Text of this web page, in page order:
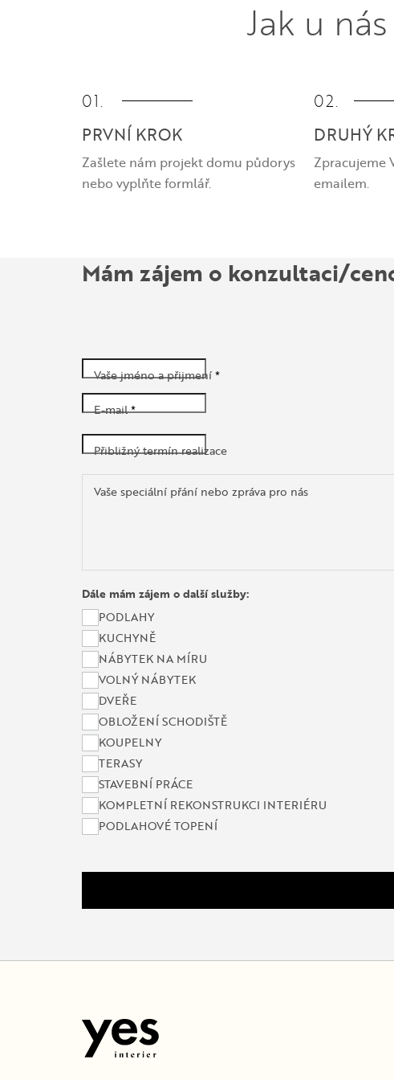
Jak u
01.
PRVNÍ KROK
Zašlete nám projekt domu půdorys
nebo vyplňte formlář.
02.
DRUHÝ
Zpracujeme
emailem.
Mám zájem o konzultaci/
Vaše jméno a přijmení *
E-mail*
Přibližný termín realizace
Vaše speciální přání nebo zpráva pro nás
Dále mám zájem o další služby:
PODLAHY
KUCHYNĚ
NÁBYTEK NA MÍRU
VOLNÝ NÁBYTEK
DVEŘE
OBLOŽENÍ SCHODIŠTĚ
KOUPELNY
TERASY
STAVEBNÍ PRÁCE
KOMPLETNÍ REKONSTRUKCI INTERIÉRU
PODLAHOVÉ TOPENÍ